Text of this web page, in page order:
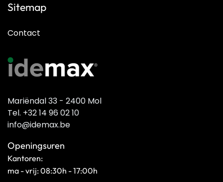
Sitemap
Contact
Mariëndal 33 - 2400 Mol
Tel. +32 14 96 02 10
info@idemax.be
Openingsuren
Kantoren:
ma - vrij: 08:30h - 17:00h